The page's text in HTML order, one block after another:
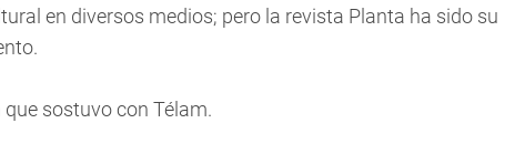
en diversos medios; pero la revista Planta ha sido su
sostuvo con Télam.